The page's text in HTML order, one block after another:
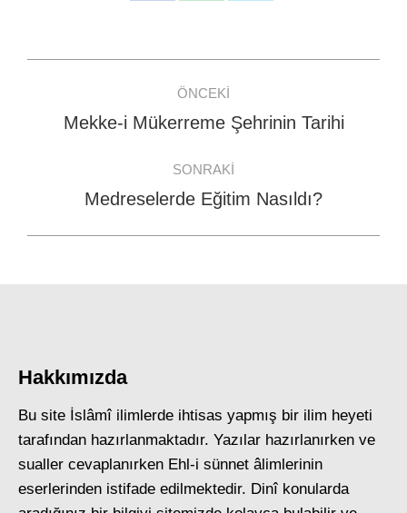
navigation
ÖNCEKI
Previous
Mekke-i Mükerreme Şehrinin Tarihi
SONRAKI
Next
Medreselerde Eğitim Nasıldı?
Hakkımızda
Bu site İslâmî ilimlerde ihtisas yapmış bir ilim heyeti
tarafından hazırlanmaktadır. Yazılar hazırlanırken ve
sualler cevaplanırken Ehl-i sünnet âlimlerinin
eserlerinden istifade edilmektedir. Dinî konularda